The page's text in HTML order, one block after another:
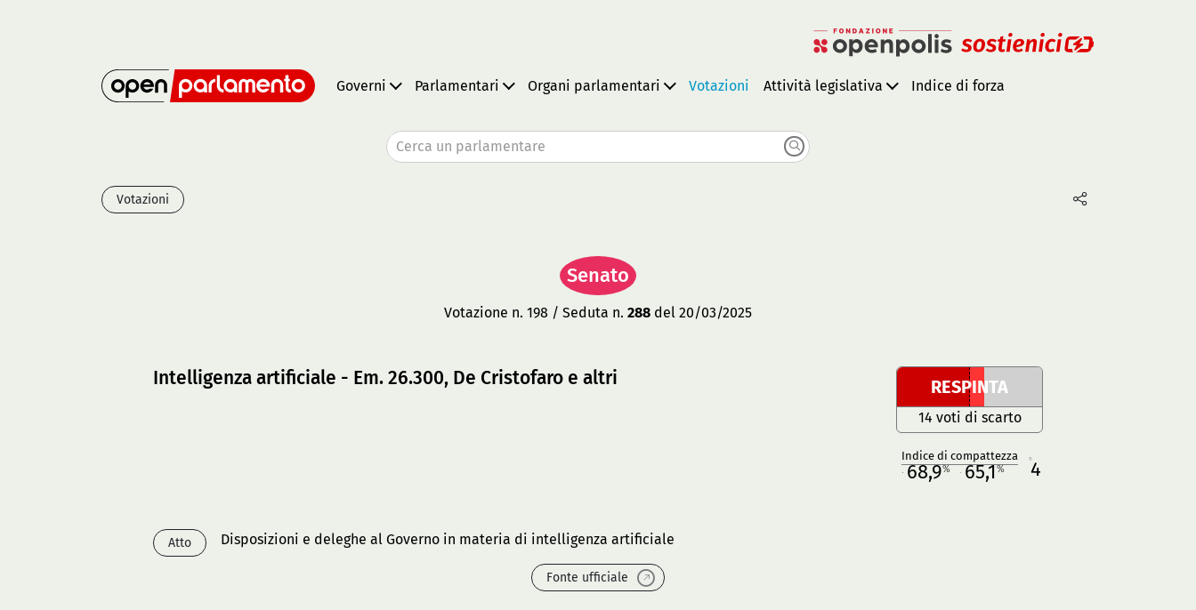
Governi Parlamentari Organi parlamentari Votazioni Attività legislativa Indice di forza
Cerca un parlamentare
Votazioni
Senato
Votazione n. 198 / Seduta n. 288 del 20/03/2025
Intelligenza artificiale - Em. 26.300, De Cristofaro e altri RESPINTA
14 voti di scarto
Indice di compattezza
68,9% 65,1% 4
Atto Disposizioni e deleghe al Governo in materia di intelligenza artificiale
Fonte ufficiale